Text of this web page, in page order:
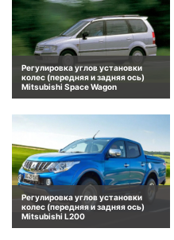
Регулировка углов установки
колес (передняя и задняя ось)
Mitsubishi Space Wagon
Регулировка углов установки
колес (передняя и задняя ось)
Mitsubishi L200